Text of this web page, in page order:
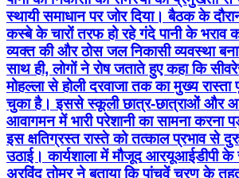
स्थायी समाधान पर जोर दिया। बैठक के
कस्बे के चारों तरफ हो रहे गंदे पानी के भराव
व्यक्त की और ठोस जल निकासी व्यवस्था
साथ ही, लोगों ने रोष जताते हुए कहा कि
मोहल्ला से होली दरवाजा तक का मुख्य रास्ता
चुका है। इससे स्कूली छात्र-छात्राओं और
आवागमन में भारी परेशानी का सामना करना
इस क्षतिग्रस्त रास्ते को तत्काल प्रभाव से
उठाई। कार्यशाला में मौजूद आरयूआईडीपी
अरविंद तोमर ने बताया कि पांचवें चरण के